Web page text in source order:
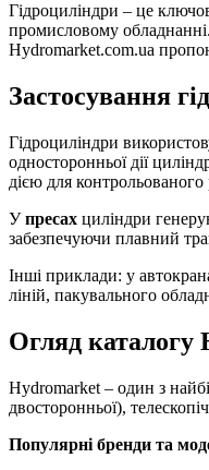
Гідроциліндри – це ключові елементи гідравлічних систем, які перетворюють енергію рідини в механічний рух. Вони забезпечують підйом, тиск, згинання та інші операції в спецтехніці та
промисловому обладнанні.
Hydromarket.com.ua
Застосування
Гідроциліндри
односторонньої дії
дією для контрольованого
Упресах циліндри
забезпечуючи плавний
Інші приклади: у
ліній, пакувального
Огляд
Hydromarket – один з
двосторонньої),
Популярні бренди та